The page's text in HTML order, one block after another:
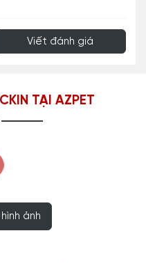
Viết đánh giá
TẠI AZPET
ảnh